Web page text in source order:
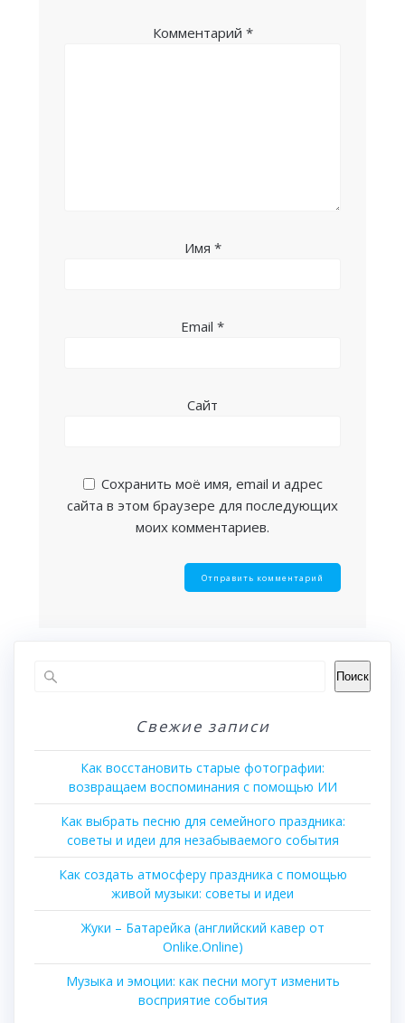
Комментарий *
Имя *
Email *
Сайт
Сохранить моё имя, email и адрес
сайта в этом браузере для последующих
моих комментариев.
Поиск
Свежие записи
Как восстановить старые фотографии:
возвращаем воспоминания с помощью ИИ
Как выбрать песню для семейного праздника:
советы и идеи для незабываемого события
Как создать атмосферу праздника с помощью
живой музыки: советы и идеи
Жуки – Батарейка (английский кавер от
Onlike.Online)
Музыка и эмоции: как песни могут изменить
восприятие события